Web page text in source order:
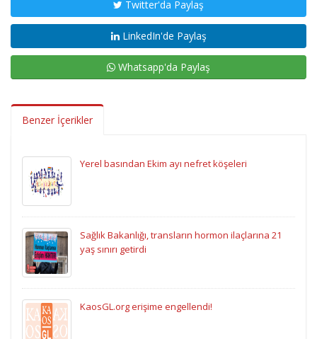
Twitter'da Paylaş
LinkedIn'de Paylaş
Whatsapp'da Paylaş
Benzer İçerikler
Yerel basından Ekim ayı nefret köşeleri
Sağlık Bakanlığı, transların hormon ilaçlarına 21
yaş sınırı getirdi
KaosGL.org erişime engellendi!